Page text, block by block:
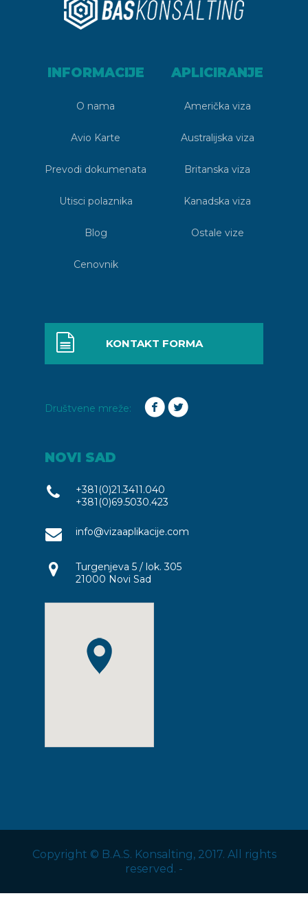
INFORMACIJE
O nama
Avio Karte
Prevodi dokumenata
Utisci polaznika
Blog
Cenovnik
APLICIRANJE
Američka viza
Australijska viza
Britanska viza
Kanadska viza
Ostale vize
KONTAKT FORMA
Društvene mreže:
NOVI SAD
+381(0)21.3411.040
+381(0)69.5030.423
info@vizaaplikacije.com
Turgenjeva 5 / lok. 305
21000 Novi Sad
Copyright © B.A.S. Konsalting, 2017. All rights
reserved. -